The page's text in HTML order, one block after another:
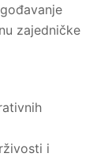
zajedničke
i